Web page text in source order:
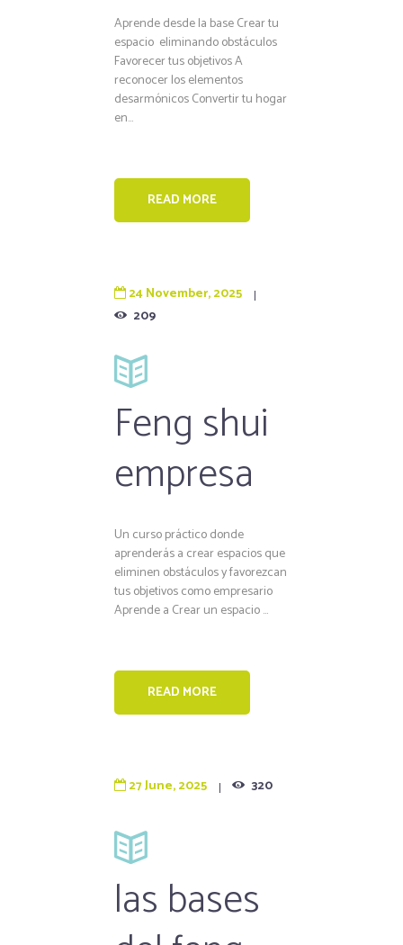
Aprende desde la base Crear tu
espacio eliminando obstáculos
Favorecer tus objetivos A
reconocer los elementos
desarmónicos Convertir tu hogar
en...
READ MORE
24 November, 2025
209
Feng shui
empresa
Un curso práctico donde
aprenderás a crear espacios que
eliminen obstáculos y favorezcan
tus objetivos como empresario
Aprende a Crear un espacio ...
READ MORE
27 June, 2025 320
las bases